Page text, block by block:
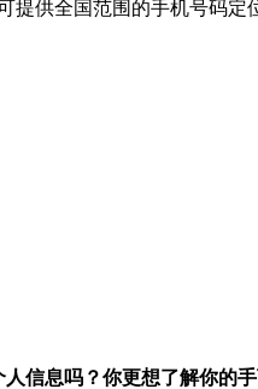
提供全国范围的手机号码定
信息吗？你更想了解你的